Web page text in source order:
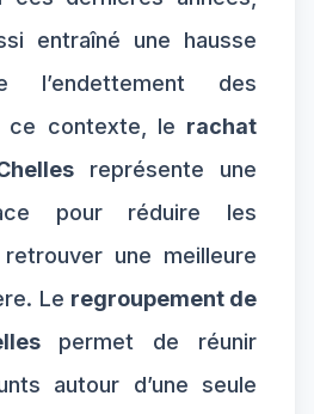
entraîné une hausse
l’endettement des
ce contexte, le rachat
représente une
pour réduire les
une meilleure
Le regroupement de
permet de réunir
autour d’une seule